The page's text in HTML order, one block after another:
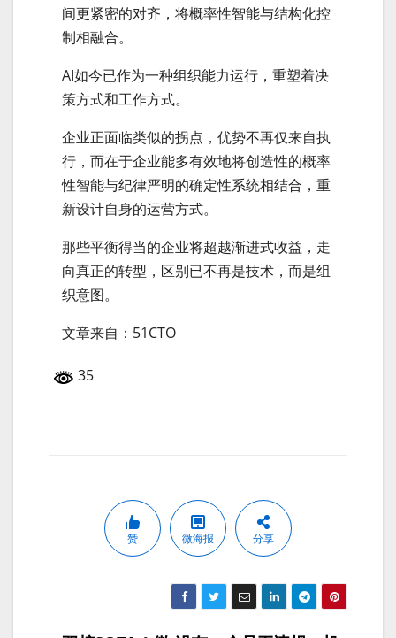
间更紧密的对齐，将概率性智能与结构化控
制相融合。
AI如今已作为一种组织能力运行，重塑着决
策方式和工作方式。
企业正面临类似的拐点，优势不再仅来自执
行，而在于企业能多有效地将创造性的概率
性智能与纪律严明的确定性系统相结合，重
新设计自身的运营方式。
那些平衡得当的企业将超越渐进式收益，走
向真正的转型，区别已不再是技术，而是组
织意图。
文章来自：51CTO
35
赞 微海报 分享